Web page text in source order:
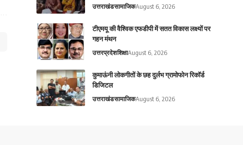
उत्तराखंडसामाजिकAugust 6, 2026
टीएमयू की वैश्विक एफडीपी में सतत विकास लक्ष्यों पर
गहन मंथन
उत्तरप्रदेशशिक्षाAugust 6, 2026
कुमाऊंनी लोकगीतों के छह दुर्लभ ग्रामोफोन रिकॉर्ड
डिजिटल
उत्तराखंडसामाजिकAugust 6, 2026